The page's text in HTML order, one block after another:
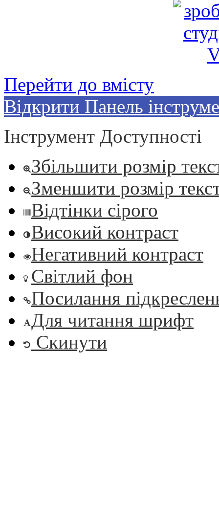
Перейти до вмісту
Відкрити Панель
Інструмент Доступності
Збільшити розмір
Зменшити розмір
Відтінки сірого
Високий контраст
Негативний контраст
Світлий фон
Посилання
Для читання шрифт
Скинути